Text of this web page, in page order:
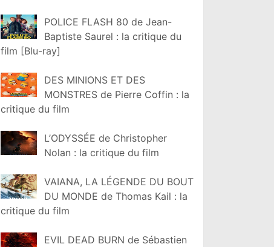
POLICE FLASH 80 de Jean-
Baptiste Saurel : la critique du
film [Blu-ray]
DES MINIONS ET DES
MONSTRES de Pierre Coffin : la
critique du film
L’ODYSSÉE de Christopher
Nolan : la critique du film
VAIANA, LA LÉGENDE DU BOUT
DU MONDE de Thomas Kail : la
critique du film
EVIL DEAD BURN de Sébastien